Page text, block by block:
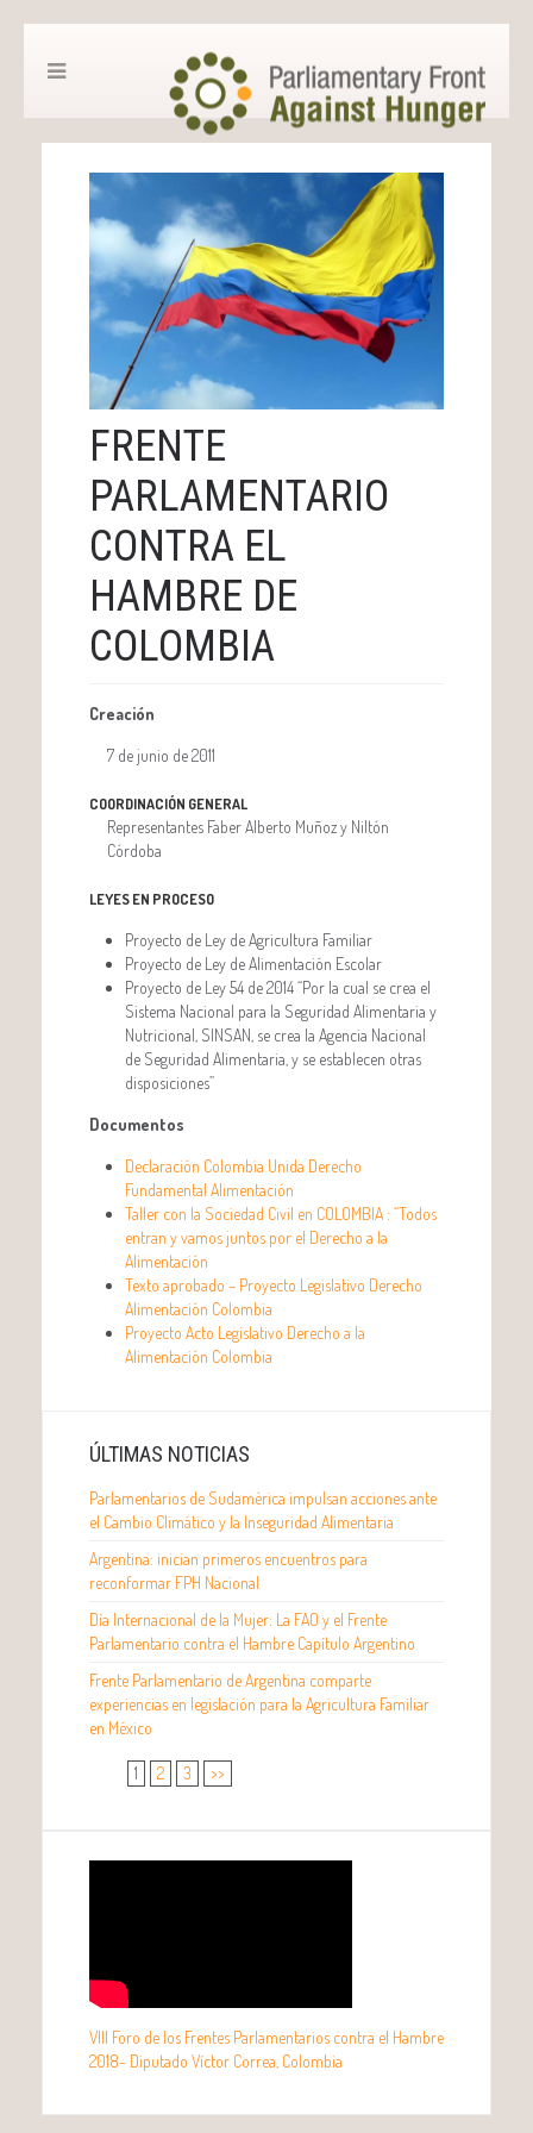
FRENTE
PARLAMENTARIO
CONTRA EL
HAMBRE DE
COLOMBIA
Creación
7 de junio de 2011
COORDINACIÓN GENERAL
Representantes Faber Alberto Muñoz y Niltón
Córdoba
LEYES EN PROCESO
Proyecto de Ley de Agricultura Familiar
Proyecto de Ley de Alimentación Escolar
Proyecto de Ley 54 de 2014 “Por la cual se crea el
Sistema Nacional para la Seguridad Alimentaria y
Nutricional, SINSAN, se crea la Agencia Nacional
de Seguridad Alimentaria, y se establecen otras
disposiciones”
Documentos
Declaración Colombia Unida Derecho
Fundamental Alimentación
Taller con la Sociedad Civil en COLOMBIA : “Todos
entran y vamos juntos por el Derecho a la
Alimentación
Texto aprobado – Proyecto Legislativo Derecho
Alimentación Colombia
Proyecto Acto Legislativo Derecho a la
Alimentación Colombia
ÚLTIMAS NOTICIAS
Parlamentarios de Sudamérica impulsan acciones ante
el Cambio Climático y la Inseguridad Alimentaria
Argentina: inician primeros encuentros para
reconformar FPH Nacional
Día Internacional de la Mujer: La FAO y el Frente
Parlamentario contra el Hambre Capítulo Argentino
Frente Parlamentario de Argentina comparte
experiencias en legislación para la Agricultura Familiar
en México
1 2 3 >>
VIII Foro de los Frentes Parlamentarios contra el Hambre
2018- Diputado Víctor Correa, Colombia